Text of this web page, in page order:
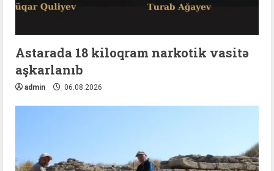
Astarada 18 kiloqram narkotik vasitə
aşkarlanıb
admin 06.08.2026